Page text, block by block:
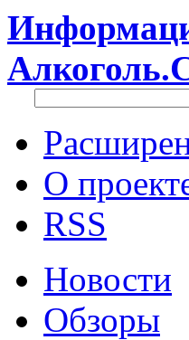
О
RSS
Новости
Обзоры